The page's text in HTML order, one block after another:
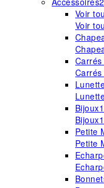
Voir
Voir
Bijoux
Bijoux
Petite
Petite